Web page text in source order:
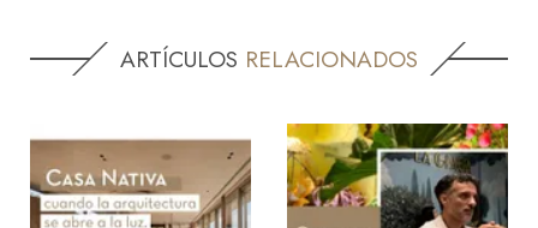
ARTÍCULOS RELACIONADOS